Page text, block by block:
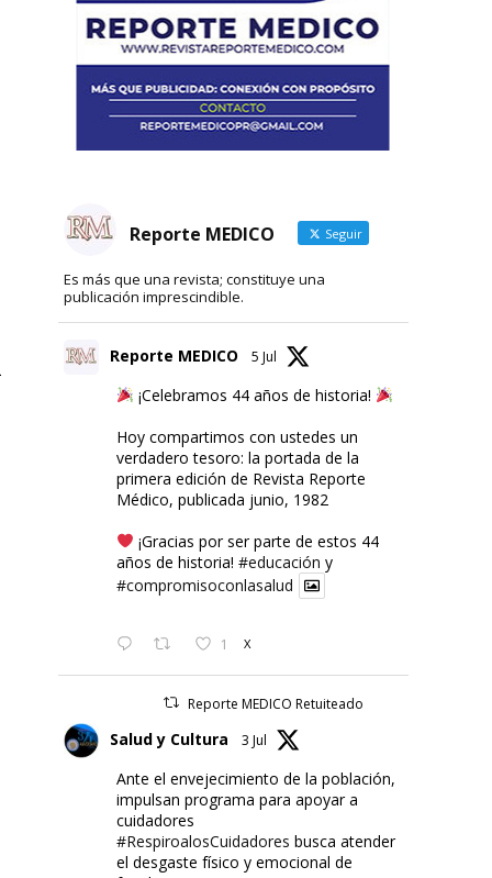
Reporte MEDICO Seguir
Es más que una revista; constituye una
publicación imprescindible.
Reporte MEDICO 5 Jul
¡Celebramos 44 años de historia!
Hoy compartimos con ustedes un
verdadero tesoro: la portada de la
primera edición de Revista Reporte
Médico, publicada junio, 1982
¡Gracias por ser parte de estos 44
años de historia! #educación y
#compromisoconlasalud
1 X
Reporte MEDICO Retuiteado
Salud y Cultura 3 Jul
Ante el envejecimiento de la población,
impulsan programa para apoyar a
cuidadores
#RespiroalosCuidadores busca atender
el desgaste físico y emocional de